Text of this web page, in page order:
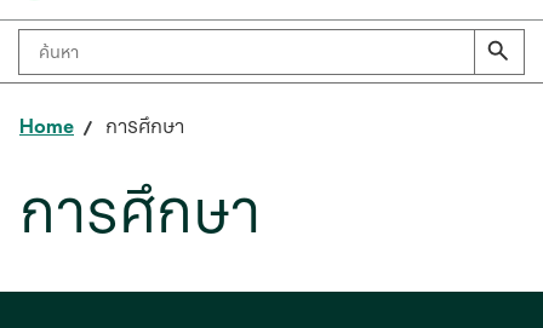
Home การศึกษา
การศึกษา